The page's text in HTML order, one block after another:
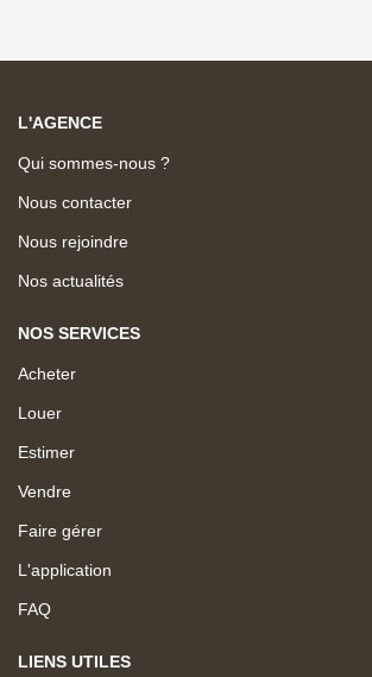
L'AGENCE
Qui sommes-nous ?
Nous contacter
Nous rejoindre
Nos actualités
NOS SERVICES
Acheter
Louer
Estimer
Vendre
Faire gérer
L'application
FAQ
LIENS UTILES